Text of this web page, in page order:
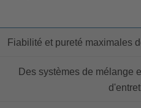
Fiabilité et pureté maximales
Des systèmes de mélange